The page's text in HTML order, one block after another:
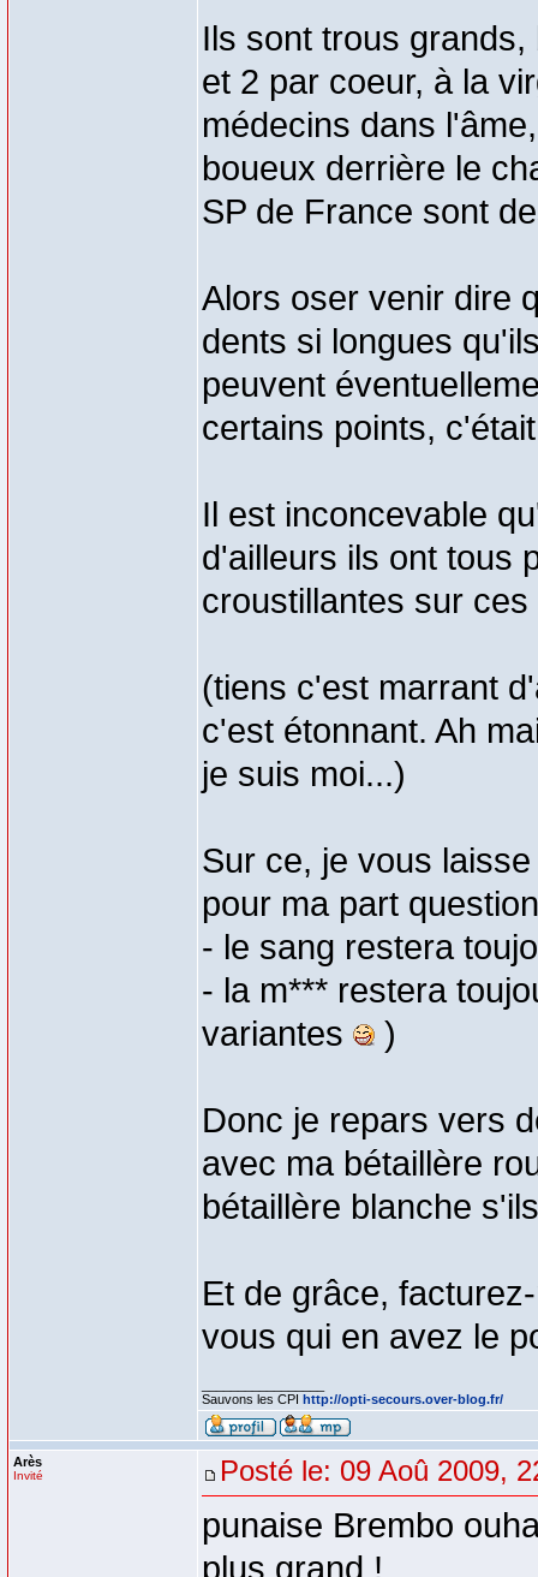
Ils sont trous
et 2 par coeur, à la
médecins dans
boueux derrière le
SP de France sont
Alors oser venir dire
dents si longues
peuvent
certains points,
Il est inconcevable
d'ailleurs ils ont tous
croustillantes sur
(tiens c'est marrant
c'est étonnant. Ah
je suis moi...)
Sur ce, je vous
pour ma part
- le sang restera
- la m*** restera
variantes
)
Donc je repars vers
avec ma bétaillère
bétaillère blanche
Et de grâce,
vous qui en avez le
Sauvons les CPI http://opti-secours.over-blog.fr/
Arès
Invité Posté le: 09 Aoû 2009,
punaise Brembo
plus grand !